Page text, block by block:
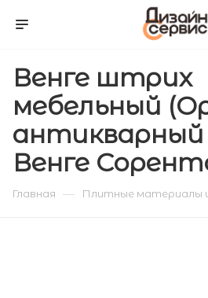
Венге штрих
мебельный
Венге
Главная — Плитные материалы